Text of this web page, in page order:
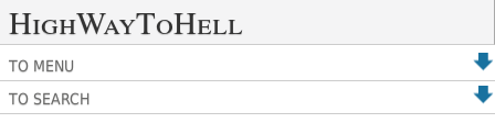
HighWayToHell
TO MENU
TO SEARCH